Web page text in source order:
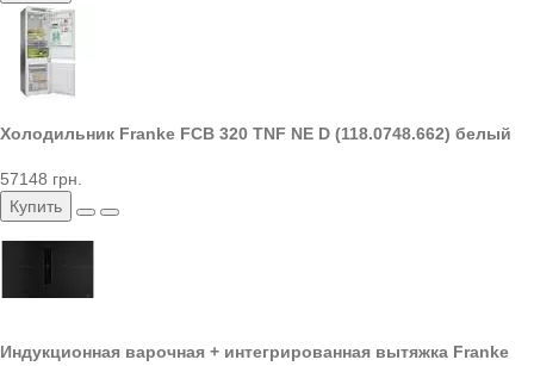
Холодильник Franke FCB 320 TNF NE D (118.0748.662) белый
57148 грн.
Купить
Индукционная варочная + интегрированная вытяжка Franke